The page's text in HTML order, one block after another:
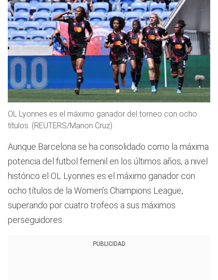
OL Lyonnes es el máximo ganador del torneo con ocho
títulos. (REUTERS/Manon Cruz)
Aunque Barcelona se ha consolidado como la máxima
potencia del futbol femenil en los últimos años, a nivel
histórico el OL Lyonnes es el máximo ganador con
ocho títulos de la Women’s Champions League,
superando por cuatro trofeos a sus máximos
perseguidores.
PUBLICIDAD